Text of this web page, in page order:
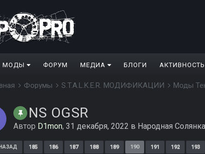
МОДЫ ФОРУМ МЕДИА БЛОГИ АКТИВНОСТЬ
Форумы S.T.A.L.K.E.R. МОДИФИКАЦИИ Моды
NS OGSR
Автор D1mon, 31 декабря, 2022 в Народная Солянка
НАЗАД 185 186 187 188 189 190 191 192 193